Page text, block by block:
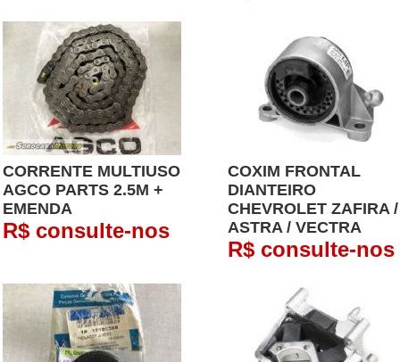
CORRENTE MULTIUSO
AGCO PARTS 2.5M +
EMENDA
R$ consulte-nos
COXIM FRONTAL
DIANTEIRO
CHEVROLET ZAFIRA /
ASTRA / VECTRA
R$ consulte-nos